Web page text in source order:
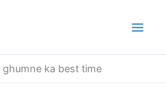
ghumne ka best time